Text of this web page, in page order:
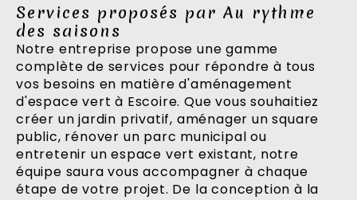
Services proposés par Au rythme
des saisons
Notre entreprise propose une gamme
complète de services pour répondre à tous
vos besoins en matière d'aménagement
d'espace vert à Escoire. Que vous souhaitiez
créer un jardin privatif, aménager un square
public, rénover un parc municipal ou
entretenir un espace vert existant, notre
équipe saura vous accompagner à chaque
étape de votre projet. De la conception à la